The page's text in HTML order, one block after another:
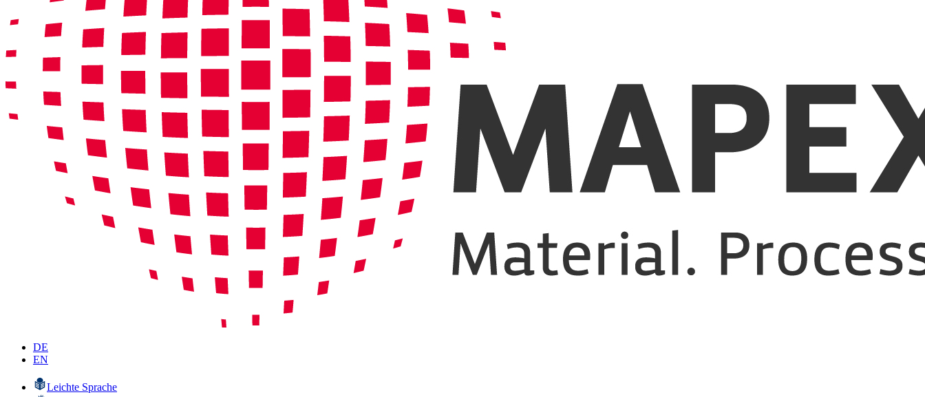
DE
EN
Leichte Sprache